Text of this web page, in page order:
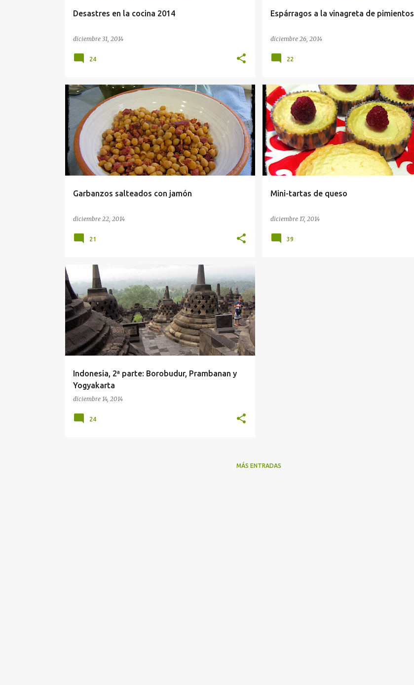
Desastres en la cocina 2014
diciembre 31, 2014
24
Espárragos a la vinagreta de pimientos
diciembre 26, 2014
22
Garbanzos salteados con jamón
diciembre 22, 2014
"DE CUCHARA" APROVECHAMIENTO DIABÉTICOS
LEGUMBRES PRIMEROS PLATOS +
TRADICIONAL
21
Mini-tartas de queso
diciembre 17, 2014
CELEBRACIONES DIABÉTICOS DULCES
39
Indonesia, 2ª parte: Borobudur, Prambanan y
Yogyakarta
diciembre 14, 2014
INDONESIA VIAJES
24
MÁS ENTRADAS